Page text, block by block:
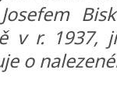
v r. 1937,
o